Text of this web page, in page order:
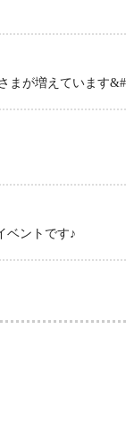
まが増えています&#
ベントです♪